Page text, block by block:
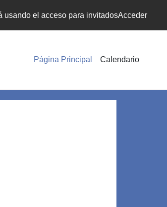
usando el acceso para invitadosAcceder
Página Principal Calendario